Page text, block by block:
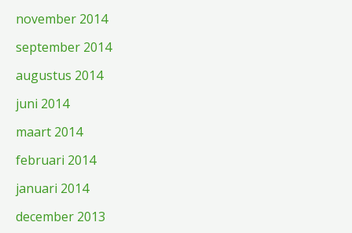
november 2014
september 2014
augustus 2014
juni 2014
maart 2014
februari 2014
januari 2014
december 2013